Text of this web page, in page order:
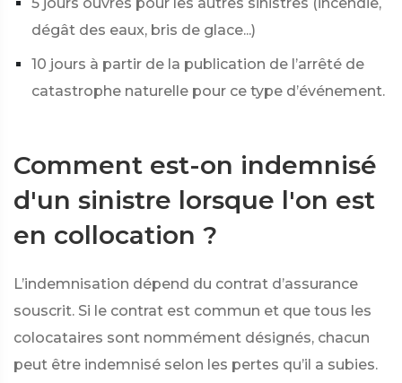
dégât des eaux, bris de glace...)
10 jours à partir de la publication de l’arrêté de
catastrophe naturelle pour ce type d’événement.
Comment est-on indemnisé
d'un sinistre lorsque l'on est
en collocation ?
L’indemnisation dépend du contrat d’assurance
souscrit. Si le contrat est commun et que tous les
colocataires sont nommément désignés, chacun
peut être indemnisé selon les pertes qu’il a subies.